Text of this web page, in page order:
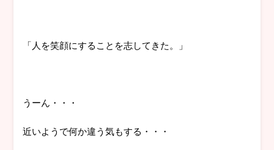
「人を笑顔にすることを志してきた。」
うーん・・・
近いようで何か違う気もする・・・